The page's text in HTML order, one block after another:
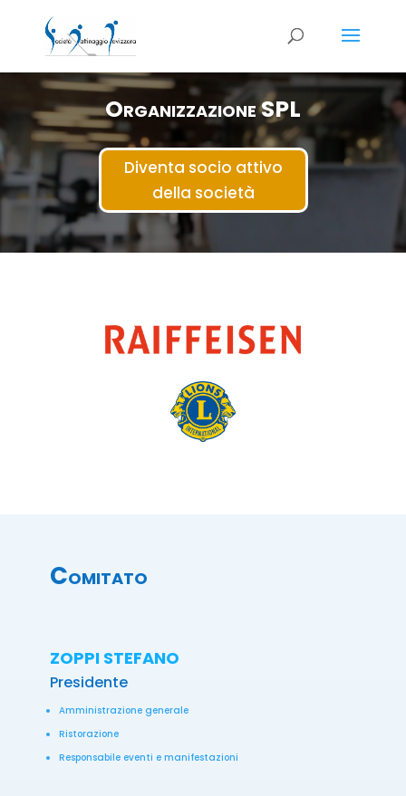
Organizzazione SPL
Diventa socio attivo
della società
Comitato
ZOPPI STEFANO
Presidente
Amministrazione generale
Ristorazione
Responsabile eventi e manifestazioni